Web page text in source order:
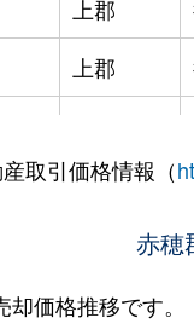
上郡
上郡
上郡
上郡
取引価格情報（
赤穂
価格推移です。